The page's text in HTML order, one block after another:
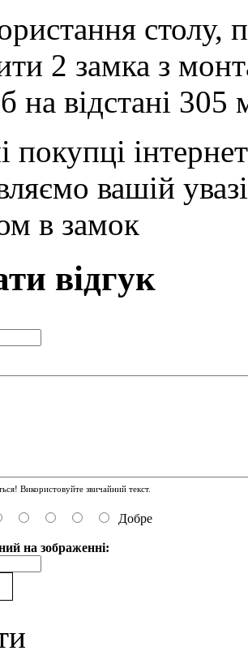
столу,
2 замка з
на відстані
покупці
вашій
в замок
відгук
Використовуйте звичайний текст.
Добре
на зображенні: